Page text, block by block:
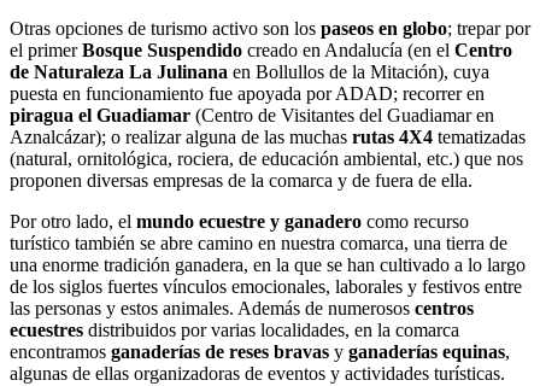
Otras opciones de turismo activo son los paseos en globo; trepar por
el primerBosque Suspendido creado en Andalucía (en el Centro
de Naturaleza La Julinana en Bollullos de la Mitación), cuya
puesta en funcionamiento fue apoyada por ADAD; recorrer en
piragua el Guadiamar (Centro de Visitantes del Guadiamar en
Aznalcázar); o realizar alguna de las muchas rutas 4X4 tematizadas
(natural, ornitológica, rociera, de educación ambiental, etc.) que nos
proponen diversas empresas de la comarca y de fuera de ella.
Por otro lado, el mundo ecuestre y ganadero como recurso
turístico también se abre camino en nuestra comarca, una tierra de
una enorme tradición ganadera, en la que se han cultivado a lo largo
de los siglos fuertes vínculos emocionales, laborales y festivos entre
las personas y estos animales. Además de numerosos centros
ecuestres distribuidos por varias localidades, en la comarca
encontramos ganaderías de reses bravas y ganaderías equinas,
algunas de ellas organizadoras de eventos y actividades turísticas.